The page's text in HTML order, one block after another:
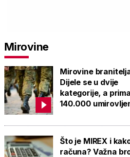
Mirovine
Mirovine
Dijele se u dvije
kategorije, a
140.000
Što je MIREX i
računa? Važna